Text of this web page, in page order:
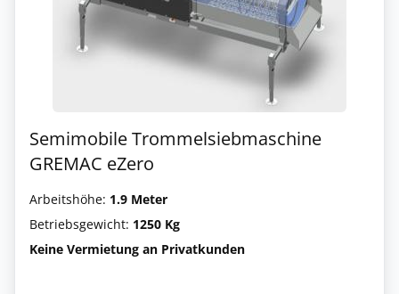
Semimobile Trommelsiebmaschine
GREMAC eZero
Arbeitshöhe: 1.9 Meter
Betriebsgewicht: 1250 Kg
Keine Vermietung an Privatkunden